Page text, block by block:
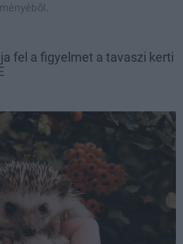
fel a figyelmet a tavaszi kerti